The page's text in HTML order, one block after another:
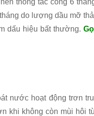
thông tắc cống 6
do lượng dầu mỡ
dấu hiệu bất thường.
nước hoạt động trơn
khi không còn mùi hôi